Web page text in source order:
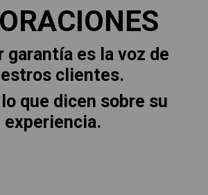
garantía es la voz de
clientes.
que dicen sobre su
experiencia.